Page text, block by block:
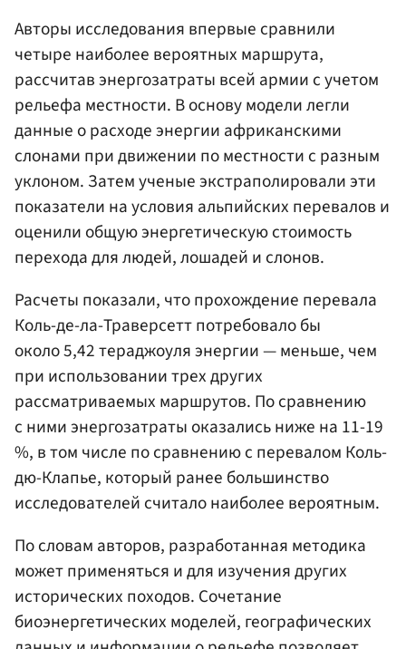
Авторы исследования впервые сравнили
четыре наиболее вероятных маршрута,
рассчитав энергозатраты всей армии с учетом
рельефа местности. В основу модели легли
данные о расходе энергии африканскими
слонами при движении по местности с разным
уклоном. Затем ученые экстраполировали эти
показатели на условия альпийских перевалов и
оценили общую энергетическую стоимость
перехода для людей, лошадей и слонов.
Расчеты показали, что прохождение перевала
Коль-де-ла-Траверсетт потребовало бы
около 5,42 тераджоуля энергии — меньше, чем
при использовании трех других
рассматриваемых маршрутов. По сравнению
с ними энергозатраты оказались ниже на 11-19
%, в том числе по сравнению с перевалом Коль-
дю-Клапье, который ранее большинство
исследователей считало наиболее вероятным.
По словам авторов, разработанная методика
может применяться и для изучения других
исторических походов. Сочетание
биоэнергетических моделей, географических